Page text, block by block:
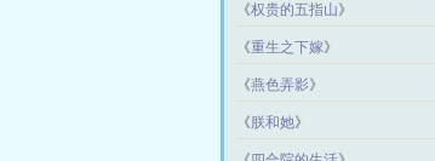
《权贵的五指山》
《重生之下嫁》
《燕色弄影》
《朕和她》